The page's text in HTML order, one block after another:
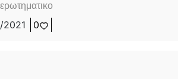
2021 0